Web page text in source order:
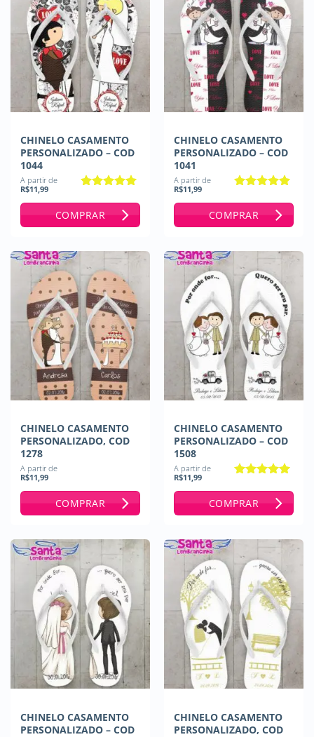
CHINELO CASAMENTO
PERSONALIZADO – COD
1044
A partir de
R$11,99
COMPRAR
CHINELO CASAMENTO
PERSONALIZADO – COD
1041
A partir de
R$11,99
COMPRAR
CHINELO CASAMENTO
PERSONALIZADO, COD
1278
A partir de
R$11,99
COMPRAR
CHINELO CASAMENTO
PERSONALIZADO – COD
1508
A partir de
R$11,99
COMPRAR
CHINELO CASAMENTO
PERSONALIZADO – COD
CHINELO CASAMENTO
PERSONALIZADO, COD